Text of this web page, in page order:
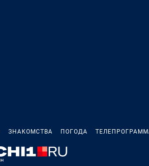
ЗНАКОМСТВА ПОГОДА